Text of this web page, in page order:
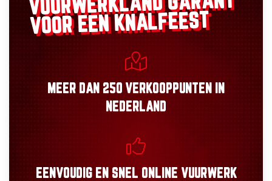
VUURWERKLAND
VOOR EEN KNALFEEST
MEER DAN 250 VERKOOPPUNTEN
IN
NEDERLAND
EENVOUDIGEN SNEL ONLINE VUURWERK